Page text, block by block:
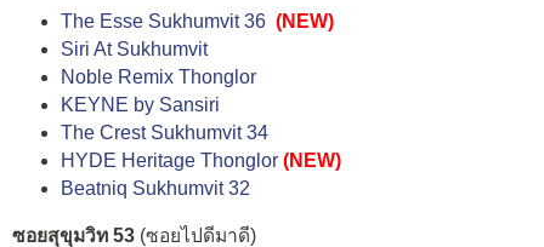
The Esse Sukhumvit 36 (NEW)
Siri At Sukhumvit
Noble Remix Thonglor
KEYNE by Sansiri
The Crest Sukhumvit 34
HYDE Heritage Thonglor (NEW)
Beatniq Sukhumvit 32
ซอยสุขุมวิท 53 (ซอยไปดีมาดี)